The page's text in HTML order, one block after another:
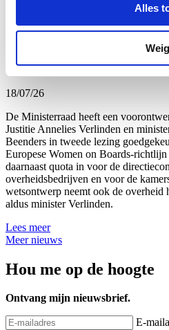
Alles
Uitbreiding van
beursgenoteerde
overheidsbedrijven
18/07/26
De Ministerraad heeft een
Justitie Annelies Verlinden en
Beenders in tweede lezing
Europese Women on Boards-
daarnaast quota in voor de
overheidsbedrijven en voor de
wetsontwerp neemt ook de overheid
aldus minister Verlinden.
Lees meer
Meer nieuws
Hou me op de hoogte
Ontvang mijn nieuwsbrief.
E-